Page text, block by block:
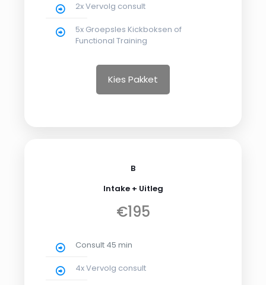
2x Vervolg consult
5x Groepsles Kickboksen of
Functional Training
Kies Pakket
B
Intake + Uitleg
€195
Consult 45 min
4x Vervolg consult